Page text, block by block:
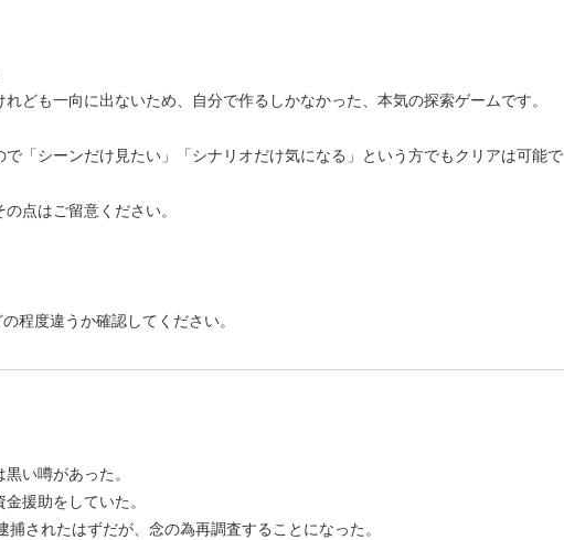
ども一向に出ないため、自分で作るしかなかった、本気の探索ゲームです。
「シーンだけ見たい」「シナリオだけ気になる」という方でもクリアは可能で
点はご留意ください。
程度違うか確認してください。
い噂があった。
援助をしていた。
されたはずだが、念の為再調査することになった。